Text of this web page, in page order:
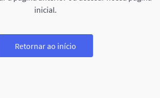
inicial.
Retornar ao início